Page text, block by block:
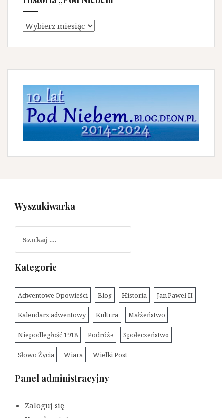
Historia
Niebem”
Wyszukiwarka
Kategorie
Adwentowe Opowieści Blog Historia Jan Paweł II
Kalendarz adwentowy Kultura Małżeństwo
Niepodległość 1918 Podróże Społeczeństwo
Słowo Życia Wiara Wielki Post
Panel administracyjny
Zaloguj się